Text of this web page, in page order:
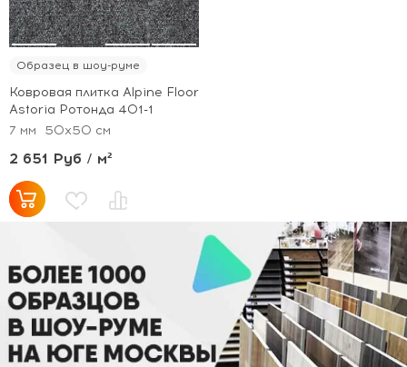
Образец в шоу-руме
Ковровая плитка Alpine Floor
Astoria Ротонда 401-1
7 мм
50x50 см
2 651 Руб / м²